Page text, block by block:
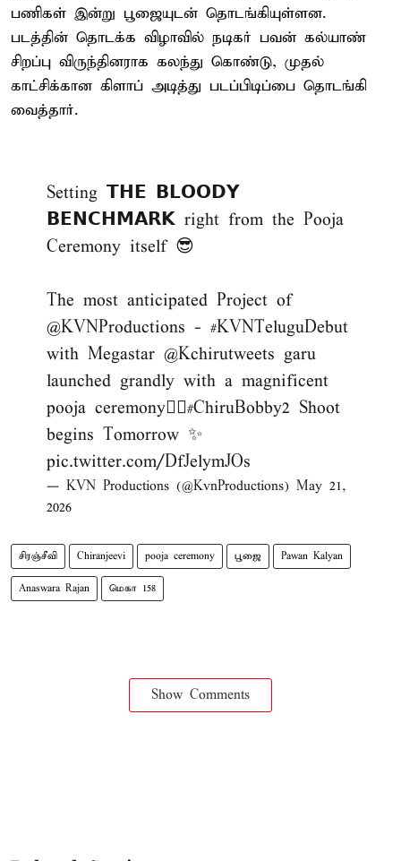
பணிகள் இன்று பூஜையுடன் தொடங்கியுள்ளன.
படத்தின் தொடக்க விழாவில் நடிகர் பவன் கல்யாண்
சிறப்பு விருந்தினராக கலந்து கொண்டு, முதல்
காட்சிக்கான கிளாப் அடித்து படப்பிடிப்பை தொடங்கி
வைத்தார்.
Setting 𝗧𝗛𝗘 𝗕𝗟𝗢𝗢𝗗𝗬
𝗕𝗘𝗡𝗖𝗛𝗠𝗔𝗥𝗞 right from the Pooja
Ceremony itself 😎
The most anticipated Project of
@KVNProductions - #KVNTeluguDebut
with Megastar @Kchirutweets garu
launched grandly with a magnificent
pooja ceremony❤️‍🔥#ChiruBobby2 Shoot
begins Tomorrow ✨
pic.twitter.com/DfJelymJOs
— KVN Productions (@KvnProductions) May 21,
2026
சிரஞ்சீவி Chiranjeevi pooja ceremony பூஜை Pawan Kalyan
Anaswara Rajan மெகா 158
Show Comments